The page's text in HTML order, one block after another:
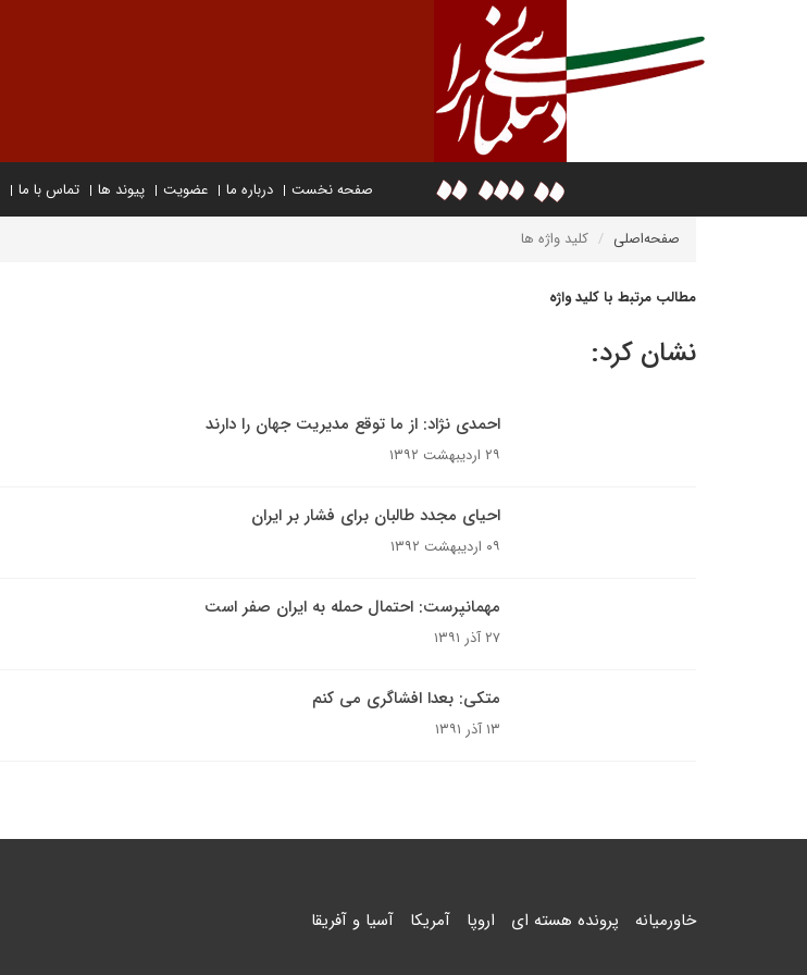
صفحه نخست درباره ما عضویت پیوند ها تماس با ما
صفحه‌اصلی کلید واژه ها
مطالب مرتبط با کلید واژه
نشان کرد:
احمدی نژاد: از ما توقع مدیریت جهان را دارند
۲۹ اردیبهشت ۱۳۹۲
احیای مجدد طالبان برای فشار بر ایران
۰۹ اردیبهشت ۱۳۹۲
مهمانپرست: احتمال حمله به ایران صفر است
۲۷ آذر ۱۳۹۱
متکی: بعدا افشاگری می کنم
۱۳ آذر ۱۳۹۱
خاورمیانه پرونده هسته ای اروپا آمریکا آسیا و آفریقا